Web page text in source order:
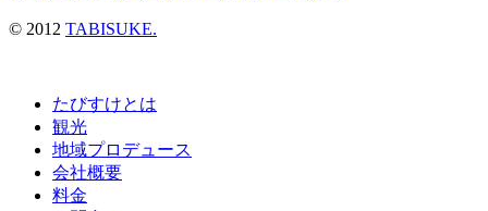
© 2012 TABISUKE.
たびすけとは
観光
地域プロデュース
会社概要
料金